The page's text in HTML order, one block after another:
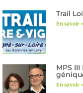
Trail
En savoir +
MPS
En savoir +